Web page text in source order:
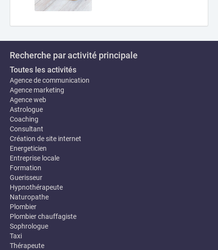
Recherche par activité principale
Toutes les activités
Agence de communication
Agence marketing
Agence web
Astrologue
Coaching
Consultant
Création de site internet
Energeticien
Entreprise locale
Formation
Guerisseur
Hypnothérapeute
Naturopathe
Plombier
Plombier chauffagiste
Sophrologue
Taxi
Thérapeute